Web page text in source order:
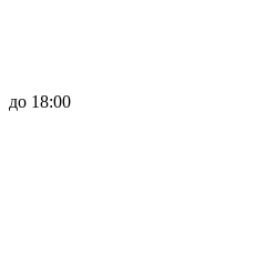
до 18:00